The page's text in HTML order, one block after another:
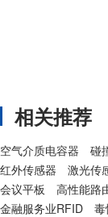
相关推荐
空气介质电容器 碰
红外传感器
激光传
会议平板
高性能路
金融服务业RFID